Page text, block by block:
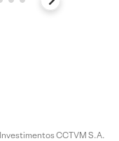
CCTVM S.A.